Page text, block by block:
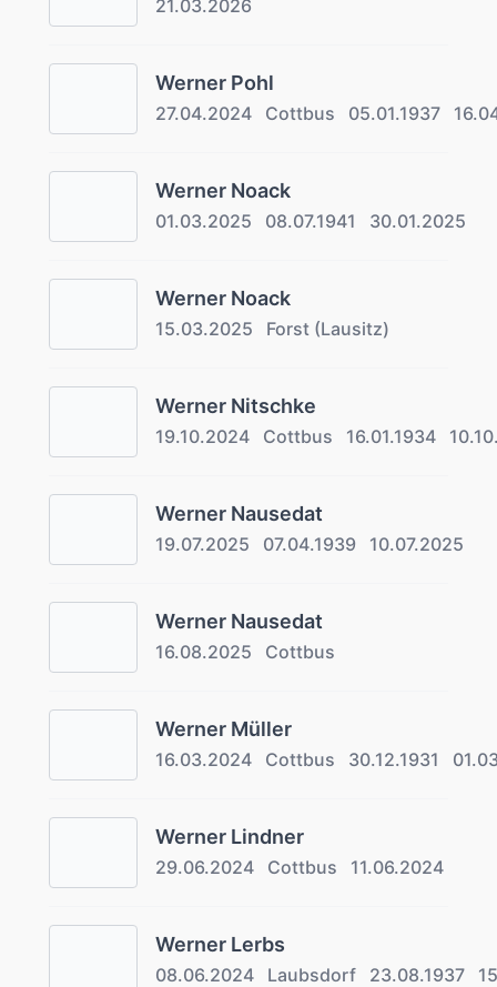
21.03.2026
Werner Pohl
27.04.2024 Cottbus 05.01.1937
Werner Noack
01.03.2025 08.07.1941 30.01.2025
Werner Noack
15.03.2025 Forst (Lausitz)
Werner Nitschke
19.10.2024 Cottbus 16.01.1934
Werner Nausedat
19.07.2025 07.04.1939 10.07.2025
Werner Nausedat
16.08.2025 Cottbus
Werner Müller
16.03.2024 Cottbus 30.12.1931
Werner Lindner
29.06.2024 Cottbus 11.06.2024
Werner Lerbs
08.06.2024 Laubsdorf 23.08.1937